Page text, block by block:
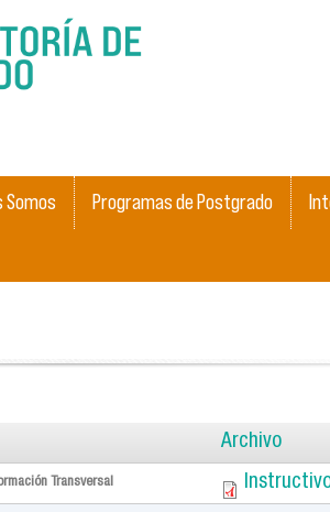
Somos Programas de Postgrado
Archivo
Transversal